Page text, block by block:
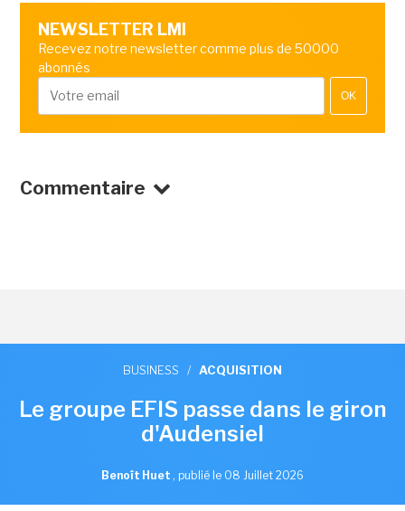
NEWSLETTER LMI
Recevez notre newsletter comme plus de 50000
abonnés
OK
Commentaire
BUSINESS / ACQUISITION
Le groupe EFIS passe dans le giron
d'Audensiel
Benoît Huet , publié le 08 Juillet 2026